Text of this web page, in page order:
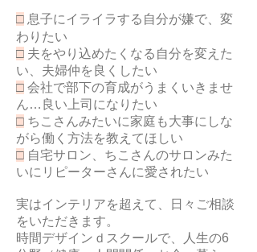
□ 息子にイライラする自分が嫌で、変
わりたい
□ 夫をやり込めたくなる自分を変えた
い、夫婦仲を良くしたい
□ 会社で部下の育成がうまくいきませ
ん…良い上司になりたい
□ ちこさんみたいに家庭も大事にしな
がら働く方法を教えてほしい
□ 自宅サロン、ちこさんのサロンみた
いにリピーターさんに愛されたい
実はインテリアを超えて、日々ご相談
をいただきます。
時間デザインｄスクールで、人生の6